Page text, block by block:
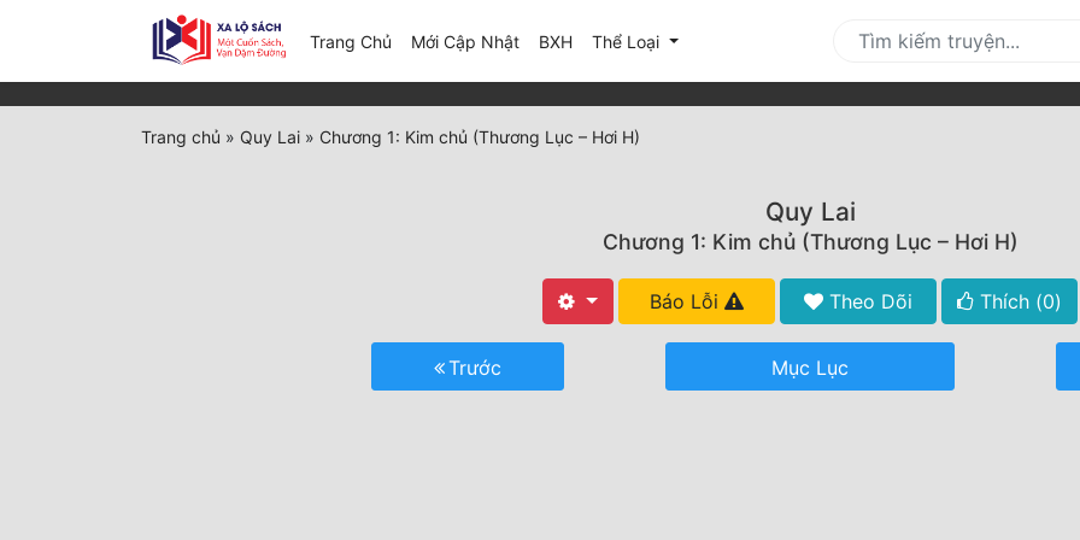
Trang Chủ Mới Cập Nhật(current)
BXH Thể Loại
Trang chủ » Quy Lai » Chương 1: Kim chủ (Thương Lục – Hơi H)
Quy Lai
Chương 1: Kim chủ (Thương Lục – Hơi H)
Báo Lỗi Theo Dõi Thích (0)
Trước Mục Lục